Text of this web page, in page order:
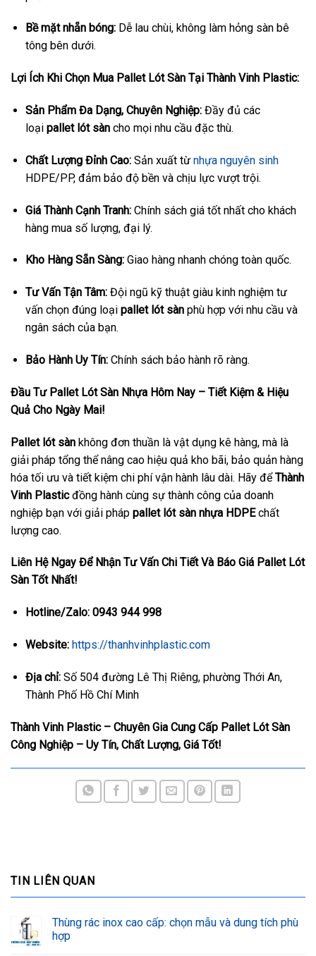
Bề mặt nhẵn bóng:Dễ lau chùi, không làm hỏng sàn bê
tông bên dưới.
Lợi Ích Khi Chọn Mua Pallet Lót Sàn Tại Thành Vinh Plastic:
Sản Phẩm Đa Dạng, Chuyên Nghiệp:Đầy đủ các
loại pallet lót sàncho mọi nhu cầu đặc thù.
Chất Lượng Đỉnh Cao:Sản xuất từ nhựa nguyên sinh
HDPE/PP, đảm bảo độ bền và chịu lực vượt trội.
Giá Thành Cạnh Tranh:Chính sách giá tốt nhất cho khách
hàng mua số lượng, đại lý.
Kho Hàng Sẵn Sàng:Giao hàng nhanh chóng toàn quốc.
Tư Vấn Tận Tâm:Đội ngũ kỹ thuật giàu kinh nghiệm tư
vấn chọn đúng loại pallet lót sànphù hợp với nhu cầu và
ngân sách của bạn.
Bảo Hành Uy Tín:Chính sách bảo hành rõ ràng.
Đầu Tư Pallet Lót Sàn Nhựa Hôm Nay – Tiết Kiệm & Hiệu
Quả Cho Ngày Mai!
Pallet lót sàn không đơn thuần là vật dụng kê hàng, mà là
giải pháp tổng thể nâng cao hiệu quả kho bãi, bảo quản hàng
hóa tối ưu và tiết kiệm chi phí vận hành lâu dài. Hãy đểThành
Vinh Plasticđồng hành cùng sự thành công của doanh
nghiệp bạn với giải pháp pallet lót sàn nhựa HDPEchất
lượng cao.
Liên Hệ Ngay Để Nhận Tư Vấn Chi Tiết Và Báo Giá Pallet Lót
Sàn Tốt Nhất!
Hotline/Zalo: 0943 944 998
Website: https://thanhvinhplastic.com
Địa chỉ:Số 504 đường Lê Thị Riêng, phường Thới An,
Thành Phố Hồ Chí Minh
Thành Vinh Plastic – Chuyên Gia Cung Cấp Pallet Lót Sàn
Công Nghiệp – Uy Tín, Chất Lượng, Giá Tốt!
TIN LIÊN QUAN
Thùng rác inox cao cấp: chọn mẫu và dung tích phù
hợp